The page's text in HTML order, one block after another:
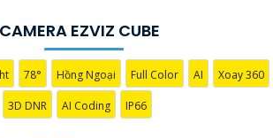
bảo vệ căn nhà hoặc văn phòng của
CAMERA EZVIZ CUBE
78° Hồng Ngoại Full Color AI Xoay 360
3D DNR AI Coding IP66